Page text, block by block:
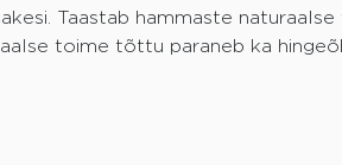
Taastab hammaste
toime tõttu paraneb ka